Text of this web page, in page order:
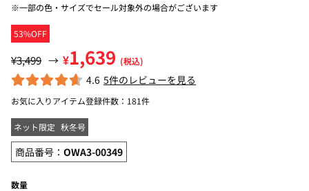
53%OFF
※一部の色・サイズでセール対象外の場合がございます
¥3,499 → ¥1,639 (税込)
4.6 5件のレビューを見る
お気に入りアイテム登録件数： 181件
ネット限定 秋冬号
商品番号： OWA3-00349
数量